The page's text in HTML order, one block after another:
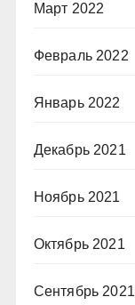
Март 2022
Февраль 2022
Январь 2022
Декабрь 2021
Ноябрь 2021
Октябрь 2021
Сентябрь 2021